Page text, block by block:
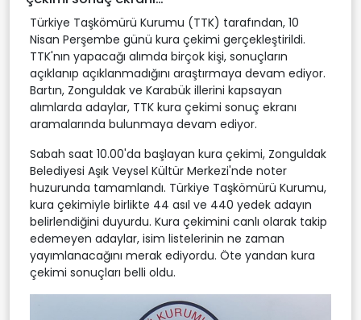
Türkiye Taşkömürü Kurumu (TTK) tarafından, 10
Nisan Perşembe günü kura çekimi gerçekleştirildi.
TTK'nın yapacağı alımda birçok kişi, sonuçların
açıklanıp açıklanmadığını araştırmaya devam ediyor.
Bartın, Zonguldak ve Karabük illerini kapsayan
alımlarda adaylar, TTK kura çekimi sonuç ekranı
aramalarında bulunmaya devam ediyor.
Sabah saat 10.00'da başlayan kura çekimi, Zonguldak
Belediyesi Aşık Veysel Kültür Merkezi'nde noter
huzurunda tamamlandı. Türkiye Taşkömürü Kurumu,
kura çekimiyle birlikte 44 asıl ve 440 yedek adayın
belirlendiğini duyurdu. Kura çekimini canlı olarak takip
edemeyen adaylar, isim listelerinin ne zaman
yayımlanacağını merak ediyordu. Öte yandan kura
çekimi sonuçları belli oldu.